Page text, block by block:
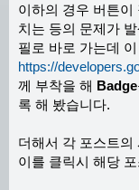
이하의 경우 버튼이
치는 등의 문제가
필로 바로 가는데
https://
께 부착을 해 Badge
록 해 봤습니다.
더해서 각 포스트의
이를 클릭시 해당